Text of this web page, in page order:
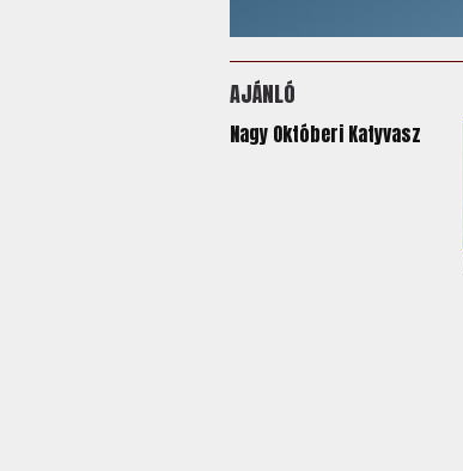
AJÁNLÓ
Nagy Októberi Katyvasz